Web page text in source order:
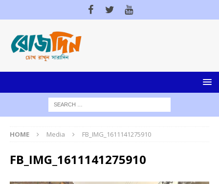
HOME Media FB_IMG_1611141275910
FB_IMG_1611141275910